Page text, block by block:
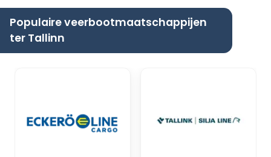
Populaire veerbootmaatschappijen
ter Tallinn